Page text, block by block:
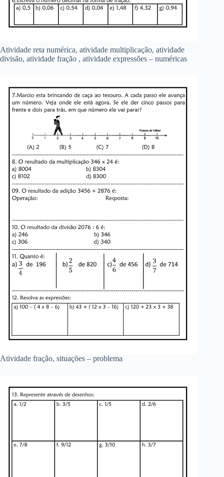
Atividade reta numérica, atividade multiplicação, atividade
divisão, atividade fração , atividade expressões – numéricas
Atividade fração, situações – problema